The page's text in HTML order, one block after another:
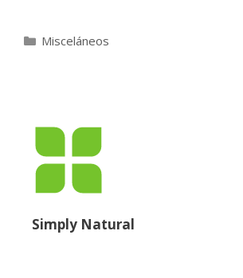
Misceláneos
Simply Natural